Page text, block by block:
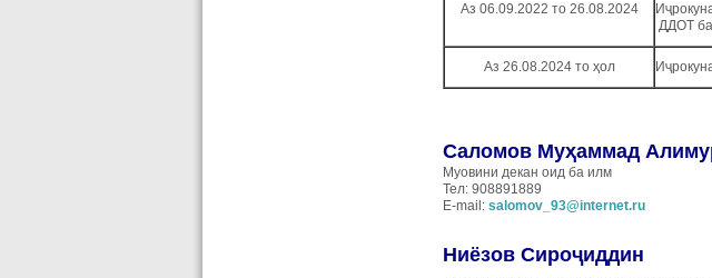
Аз 06.09.2022 то 26.08.2024
ДДОТ
Аз 26.08.2024 то ҳол
Саломов Муҳаммад
Муовини декан оид ба илм
Тел: 908891889
E-mail: salomov_93@internet.ru
Ниёзов Сироҷиддин